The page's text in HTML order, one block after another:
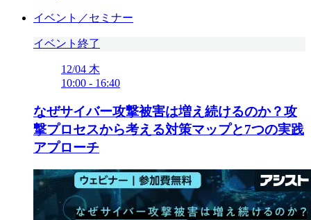
イベント／セミナー
イベント終了
12/04 木
10:00 - 16:40
なぜサイバー攻撃被害は増え続けるのか？攻
撃プロセスから考える対策マップと7つの実践
アプローチ